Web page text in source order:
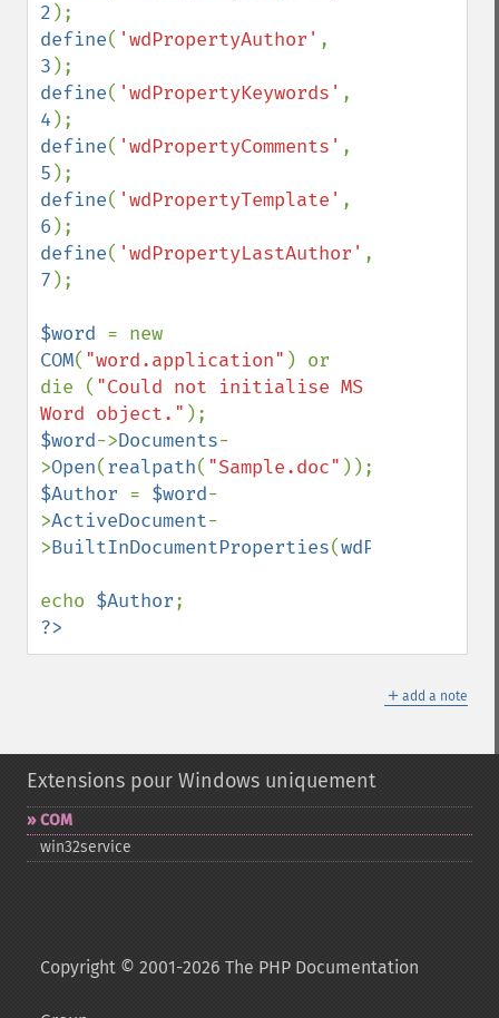
2
define( 'wdPropertyAuthor'
3
define( 'wdPropertyKeywords'
4
define( 'wdPropertyComments'
5
define( 'wdPropertyTemplate'
6
define( 'wdPropertyLastAuthor'
7 );
$word
COM( "word.application" ) or
die ( "Could not initialise MS
Word object."
$word->Documents-
>Open(realpath( "Sample.doc"
$Author = $word-
>ActiveDocument-
>BuiltInDocumentProperties(
echo $Author
?>
＋ add a note
Extensions pour Windows uniquement
COM
win32service
Copyright © 2001-2026 The PHP Documentation